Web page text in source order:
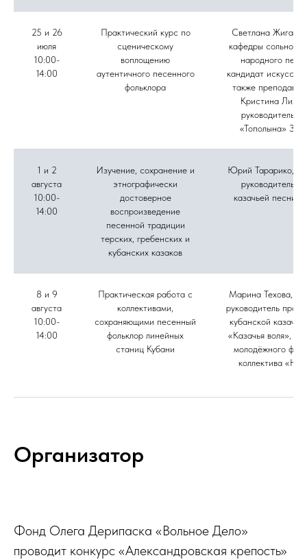
25 и 26
июля
10:00-
14:00
Практический курс по
сценическому
воплощению
аутентичного песенного
фольклора
Светлана
кафедры сольного
народного
кандидат
также
Кристина
руководитель
«Тополына» Зоя
1 и 2
августа
10:00-
14:00
Изучение, сохранение и
этнографически
достоверное
воспроизведение
песенной традиции
терских, гребенских и
кубанских казаков
Юрий Тарарико,
руководитель
казачьей песни
8 и 9
августа
10:00-
14:00
Практическая работа с
коллективами,
сохраняющими песенный
фольклор линейных
станиц Кубани
Марина Техова,
руководитель
кубанской
«Казачья воля»,
молодёжного
коллектива
Организатор
Фонд Олега Дерипаска «Вольное Дело»
проводит конкурс «Александровская крепость»